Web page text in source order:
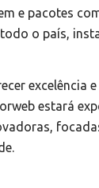
e pacotes
o país,
excelência
estará